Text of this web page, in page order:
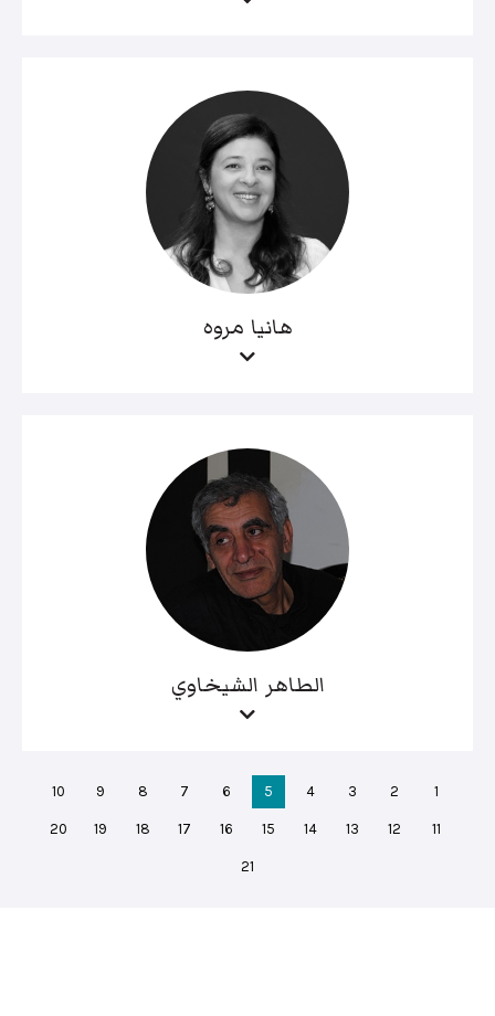
هانيا مروه
الطاهر الشيخاوي
1
2
3
4
5
6
7
8
9
10
11
12
13
14
15
16
17
18
19
20
21